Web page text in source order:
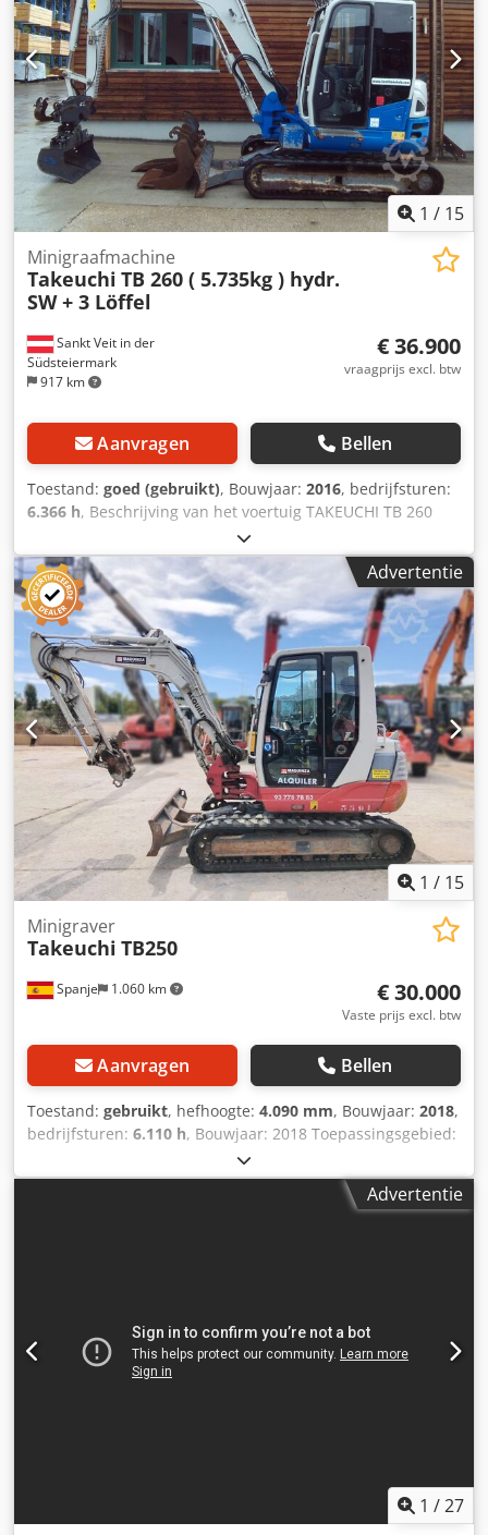
1 / 15
Sankt Veit in der
Südsteiermark
917 km
Minigraafmachine
Takeuchi TB 260 ( 5.735kg ) hydr.
SW + 3 Löffel
€ 36.900
vraagprijs excl. btw
Aanvragen Bellen
Toestand: goed (gebruikt), Bouwjaar: 2016, bedrijfsturen:
6.366 h, Beschrijving van het voertuig TAKEUCHI TB 260
minigraafmachine midigraafmachine Jaar 2016 acc. Teller
6.366 uur 32,4 KW 5.735 KG - hydr. snelwissel Codpfxjrynu
Eo Ad Noha - alle leidingen - 2 emmers - nieuwe hydr.
hellingbak !!! - Klimaatregeling - extra koplampen - getinte
ramen - klaar voor onmiddellijk gebruik - weinig speling op
bouten en struiken verkoopprijs: 36.900,-- netto gunstige
levering ook mogelijk!
Advertentie
1 / 15
Spanje 1.060 km
Minigraver
Takeuchi TB250
€ 30.000
Vaste prijs excl. btw
Aanvragen Bellen
Toestand: gebruikt, hefhoogte: 4.090 mm, Bouwjaar: 2018,
bedrijfsturen: 6.110 h, Bouwjaar: 2018 Toepassingsgebied:
Bouw Cjdpfx Adsxqfc Aj Noha Ledig gewicht: 5.000 kg
Afmetingen (LxBxH): 551 x 184 x 252 cm Rupsbandbreedte:
Advertentie
1 /27